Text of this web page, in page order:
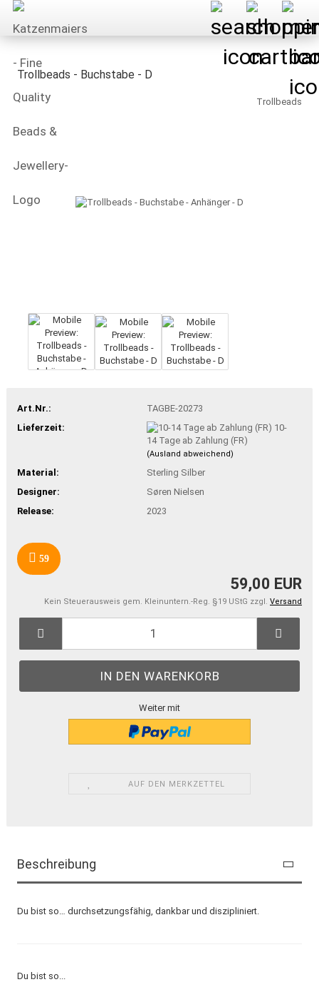
Trollbeads - Buchstabe - D
Trollbeads
Art.Nr.:
TAGBE-20273
Lieferzeit:
10-
14 Tage ab Zahlung (FR)
(Ausland abweichend)
Material:
Sterling Silber
Designer:
Søren Nielsen
Release:
2023
59
59,00 EUR
Kein Steuerausweis gem. Kleinuntern.-Reg. §19 UStG zzgl. Versand
Weiter mit
AUF DEN MERKZETTEL
Beschreibung
Du bist so… durchsetzungsfähig, dankbar und diszipliniert.
Du bist so...